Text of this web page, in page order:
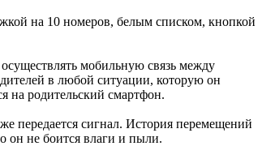
на 10 номеров, белым списком, кнопкой
мобильную связь между
в любой ситуации, которую он
на родительский смартфон.
передается сигнал. История перемещений
он не боится влаги и пыли.